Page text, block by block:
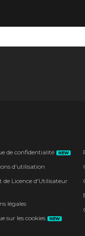
de confidentialité NEW
d'utilisation
de Licence d'Utilisateur
légales
sur les cookies
NEW